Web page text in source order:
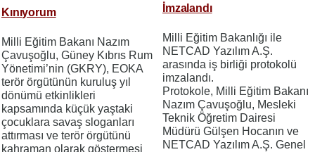
Kınıyorum
Milli Eğitim Bakanı Nazım
Çavuşoğlu, Güney Kıbrıs Rum
Yönetimi’nin (GKRY), EOKA
terör örgütünün kuruluş yıl
dönümü etkinlikleri
kapsamında küçük yaştaki
çocuklara savaş sloganları
attırması ve terör örgütünü
kahraman olarak göstermesi
İmzalandı
Milli Eğitim Bakanlığı ile
NETCAD Yazılım A.Ş.
arasında iş birliği protokolü
imzalandı.
Protokole, Milli Eğitim Bakanı
Nazım Çavuşoğlu, Mesleki
Teknik Öğretim Dairesi
Müdürü Gülşen Hocanın ve
NETCAD Yazılım A.Ş. Genel